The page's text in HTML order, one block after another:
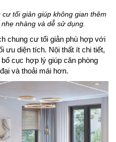
tối giản giúp không gian thêm
nhàng và dễ sử dụng.
chung cư tối giản phù hợp với
ưu diện tích. Nội thất ít chi tiết,
cục hợp lý giúp căn phòng
và thoải mái hơn.